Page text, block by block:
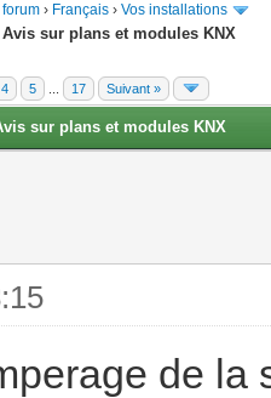
› Français › Vos installations
sur plans et modules KNX
4 5 17 Suivant »
sur plans et modules KNX
de la